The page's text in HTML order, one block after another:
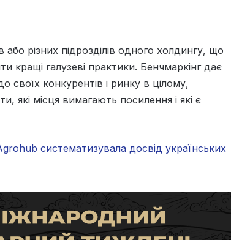
або різних підрозділів одного холдингу, що
кращі галузеві практики. Бенчмаркінг дає
своїх конкурентів і ринку в цілому,
які місця вимагають посилення і які є
систематизувала досвід українських